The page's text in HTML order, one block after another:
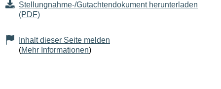
Stellungnahme-/Gutachtendokument herunterladen
(PDF)
Inhalt dieser Seite melden
(Mehr Informationen)